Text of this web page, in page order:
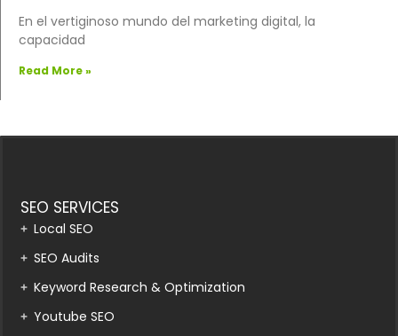
En el vertiginoso mundo del marketing digital, la
capacidad
Read More »
SEO SERVICES
Local SEO
SEO Audits
Keyword Research & Optimization
Youtube SEO